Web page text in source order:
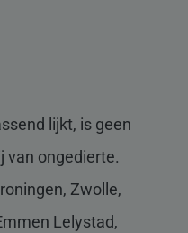
lijkt, is geen
van ongedierte.
Zwolle,
Lelystad,